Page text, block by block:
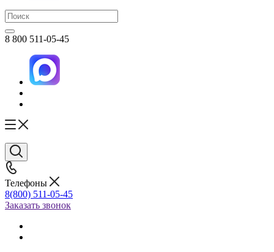
8 800 511-05-45
Телефоны
8(800) 511-05-45
Заказать звонок